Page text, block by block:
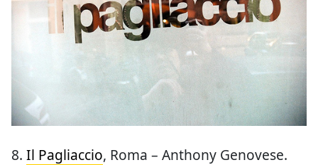
8. Il Pagliaccio, Roma – Anthony Genovese.